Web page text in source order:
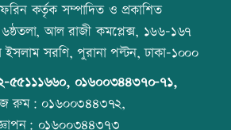
জাপানে টাইফুন ‘ডলফিনে’র তাণ্ডবে ৫০০
ফ্লাইট বাতিল
প্রতিমন্ত্রীকে ঘিরে ভাইরাল ভিডিওতে ছবি
জুড়ে অপপ্রচার: এলিন
কর্তৃক সম্পাদিত ও প্রকাশিত
আল রাজী কমপ্লেক্স, ১৬৬-১৬৭
সরণি, পুরানা পল্টন, ঢাকা-১০০০
৫৫১১১৬৬০, ০১৬০০৩৪৪৩৭০-৭১,
রুম:০১৬০০৩৪৪৩৭২,
০১৬০০৩৪৪৩৭৩